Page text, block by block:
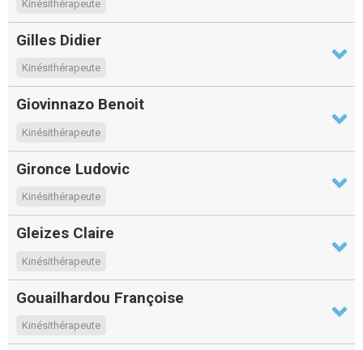
Kinésithérapeute
Gilles Didier
Kinésithérapeute
Giovinnazo Benoit
Kinésithérapeute
Gironce Ludovic
Kinésithérapeute
Gleizes Claire
Kinésithérapeute
Gouailhardou Françoise
Kinésithérapeute